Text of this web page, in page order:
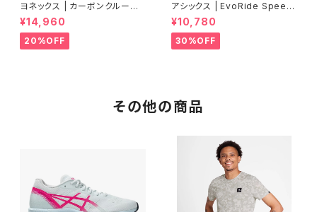
ヨネックス | カーボンクルーズ
エアラス | ピーチ | Women
¥14,960
20%OFF
アシックス | EvoRide Speed
3 WIDE | FLASH RED/EDO
PURPLE | Men
¥10,780
30%OFF
その他の商品